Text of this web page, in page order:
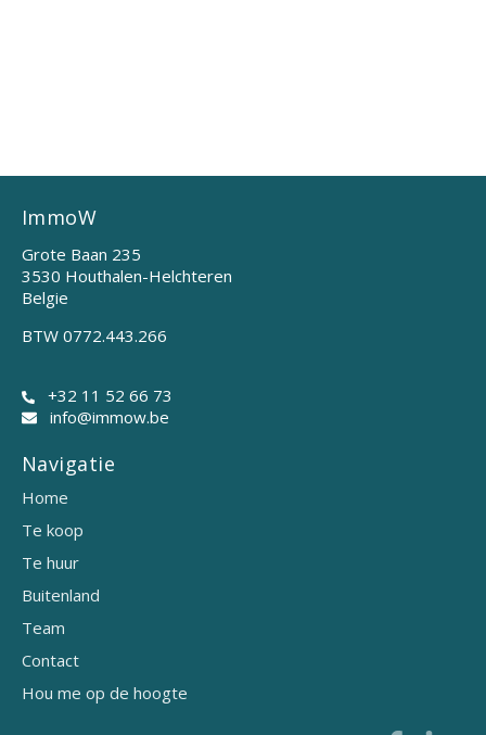
ImmoW
Grote Baan 235
3530 Houthalen-Helchteren
Belgie
BTW 0772.443.266
+32 11 52 66 73
info@immow.be
Navigatie
Home
Te koop
Te huur
Buitenland
Team
Contact
Hou me op de hoogte